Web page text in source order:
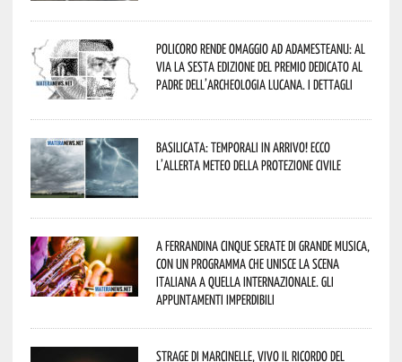
Policoro rende omaggio ad Adamesteanu: al
via la sesta edizione del Premio dedicato al
padre dell’archeologia lucana. I dettagli
Basilicata: temporali in arrivo! Ecco
l’allerta meteo della Protezione civile
A Ferrandina cinque serate di grande musica,
con un programma che unisce la scena
italiana a quella internazionale. Gli
appuntamenti imperdibili
Strage di Marcinelle, vivo il ricordo del